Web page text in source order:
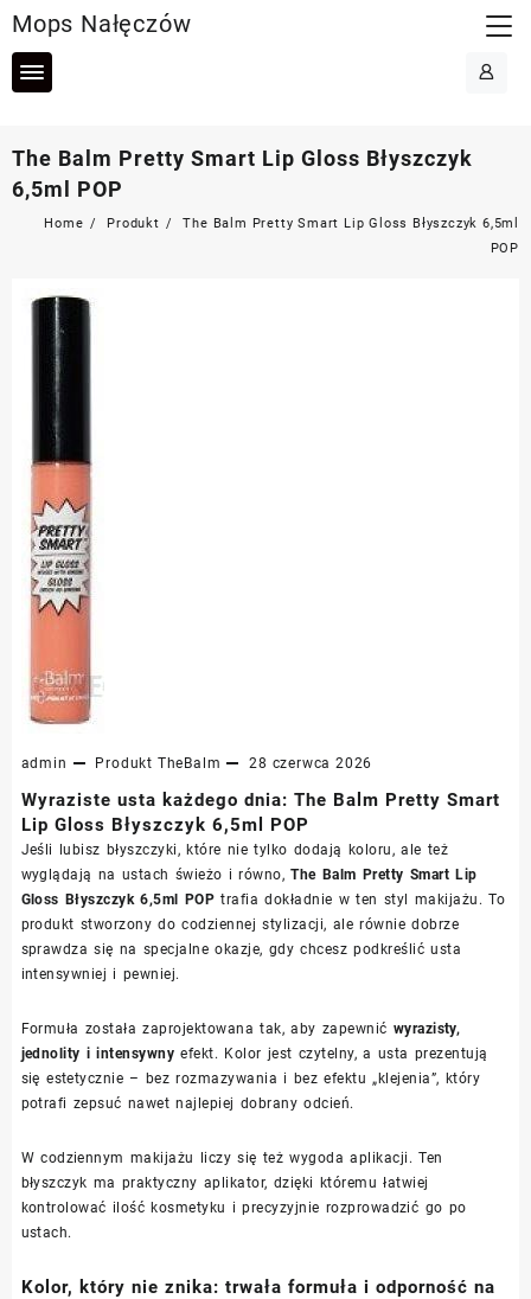
to
content
Mops Nałęczów
The Balm Pretty Smart Lip Gloss Błyszczyk
6,5ml POP
Home Produkt
The Balm Pretty Smart Lip Gloss Błyszczyk 6,5ml
POP
admin Produkt TheBalm 28 czerwca 2026
Wyraziste usta każdego dnia: The Balm Pretty Smart
Lip Gloss Błyszczyk 6,5ml POP
Jeśli lubisz błyszczyki, które nie tylko dodają koloru, ale też
wyglądają na ustach świeżo i równo,The Balm Pretty Smart Lip
Gloss Błyszczyk 6,5ml POP trafia dokładnie w ten styl makijażu. To
produkt stworzony do codziennej stylizacji, ale równie dobrze
sprawdza się na specjalne okazje, gdy chcesz podkreślić usta
intensywniej i pewniej.
Formuła została zaprojektowana tak, aby zapewnić wyrazisty,
jednolity i intensywny efekt. Kolor jest czytelny, a usta prezentują
się estetycznie – bez rozmazywania i bez efektu „klejenia”, który
potrafi zepsuć nawet najlepiej dobrany odcień.
W codziennym makijażu liczy się też wygoda aplikacji. Ten
błyszczyk ma praktyczny aplikator, dzięki któremu łatwiej
kontrolować ilość kosmetyku i precyzyjnie rozprowadzić go po
ustach.
Kolor, który nie znika: trwała formuła i odporność na